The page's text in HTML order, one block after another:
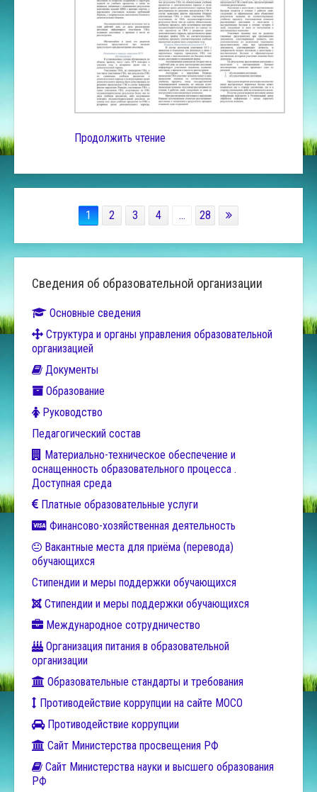
Продолжить чтение
1 2 3 4 ... 28
Сведения об образовательной организации
Основные сведения
Структура и органы управления образовательной
организацией
Документы
Образование
Руководство
Педагогический состав
Материально-техническое обеспечение и
оснащенность образовательного процесса .
Доступная среда
Платные образовательные услуги
Финансово-хозяйственная деятельность
Вакантные места для приёма (перевода)
обучающихся
Стипендии и меры поддержки обучающихся
Стипендии и меры поддержки обучающихся
Международное сотрудничество
Организация питания в образовательной
организации
Образовательные стандарты и требования
Противодействие коррупции на сайте МОСО
Противодействие коррупции
Сайт Министерства просвещения РФ
Сайт Министерства науки и высшего образования
РФ